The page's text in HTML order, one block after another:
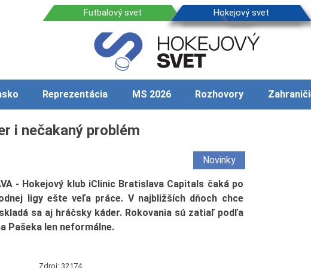
Reprezentácia MS 2026 Rozhovory
i nečakaný problém
Novinky
- Hokejový klub iClinic Bratislava Capitals čaká po
ligy ešte veľa práce. V najbližších dňoch chce
sa aj hráčsky káder. Rokovania sú zatiaľ podľa
Pašeka len neformálne.
Zdroj: 32174